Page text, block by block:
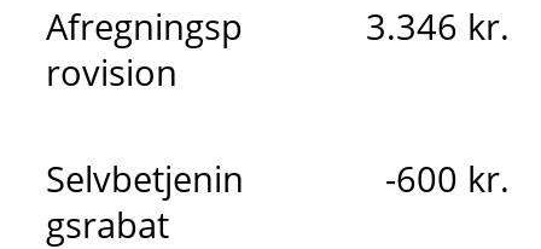
Afregningsp
rovision
3.346 kr.
Selvbetjenin
gsrabat
-600 kr.